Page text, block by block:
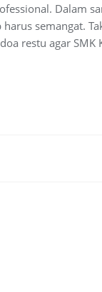
Dalam
semangat.
restu agar SMK